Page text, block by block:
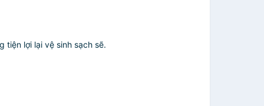
lợi lại vệ sinh sạch sẽ.